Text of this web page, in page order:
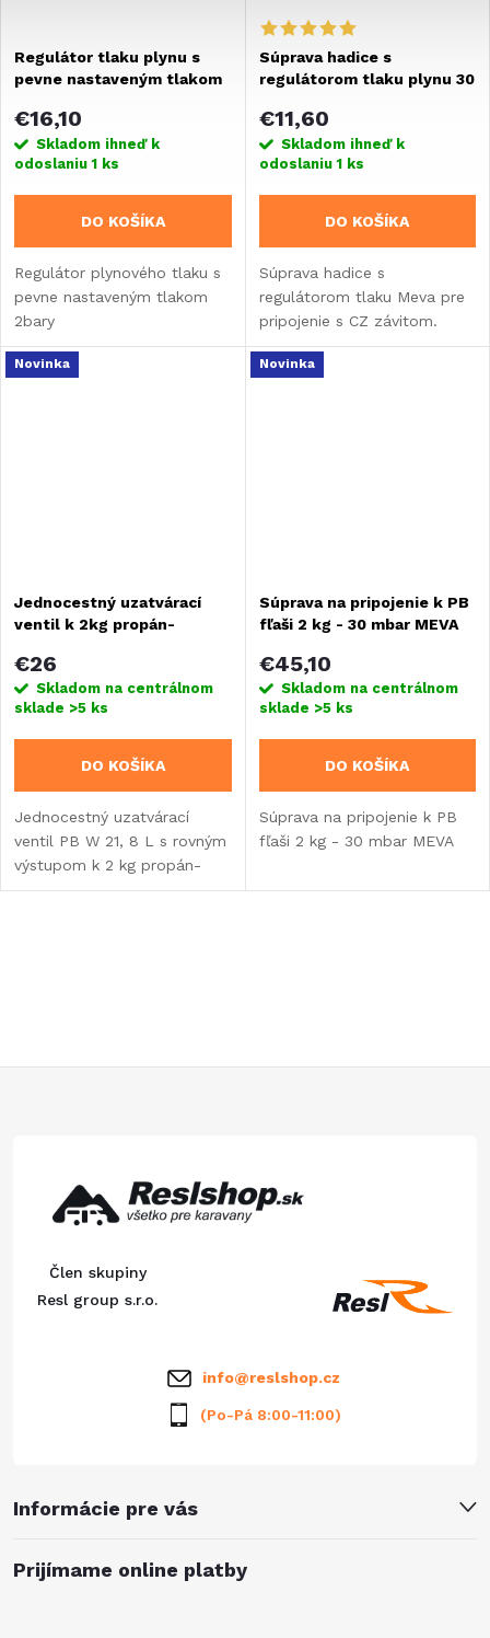
Regulátor tlaku plynu s
pevne nastaveným tlakom
€16,10
Skladom ihneď k
odoslaniu1 ks
DO KOŠÍKA
Regulátor plynového tlaku s
pevne nastaveným tlakom
2bary
Súprava hadice s
regulátorom tlaku plynu 30
€11,60
Skladom ihneď k
odoslaniu1 ks
DO KOŠÍKA
Súprava hadice s
regulátorom tlaku Meva pre
pripojenie s CZ závitom.
Novinka
Jednocestný uzatvárací
ventil k 2kg propán-
výstupným závitom
€26
Skladom na centrálnom
sklade >5 ks
DO KOŠÍKA
Jednocestný uzatvárací
ventil PB W 21, 8 L s rovným
výstupom k 2 kg propán-
butánovej fľaši s CZ závitom
Novinka
Súprava na pripojenie k PB
fľaši 2 kg - 30 mbar MEVA
€45,10
Skladom na centrálnom
sklade >5 ks
DO KOŠÍKA
Súprava na pripojenie k PB
fľaši 2 kg - 30 mbar MEVA
y
v
Informácie pre vás
Člen skupiny
Resl group s.r.o.
info@reslshop.cz
(Po-Pá 8:00-11:00)
Prijímame online platby